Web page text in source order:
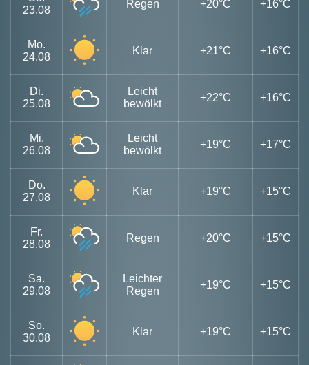
23.08
Regen +20°C +16°C
Mo.
24.08
Klar +21°C +16°C
Di.
25.08
Leicht
bewölkt
+22°C +16°C
Mi.
26.08
Leicht
bewölkt
+19°C +17°C
Do.
27.08
Klar +19°C +15°C
Fr.
28.08
Regen +20°C +15°C
Sa.
29.08
Leichter
Regen
+19°C +15°C
So.
30.08
Klar +19°C +15°C